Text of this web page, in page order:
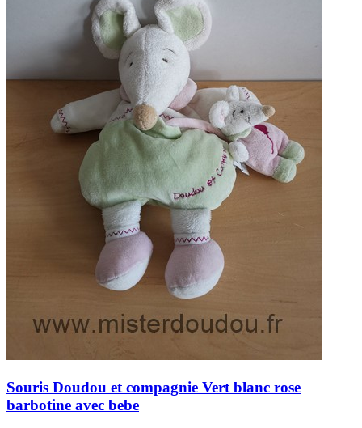
Souris Doudou et compagnie Vert blanc rose
barbotine avec bebe